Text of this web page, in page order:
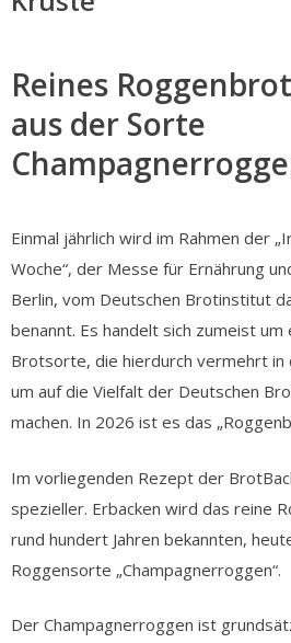
Reines
aus der Sorte
Einmal jährlich wird im Rahmen der
Woche“, der Messe für Ernährung
Berlin, vom Deutschen Brotinstitut
benannt. Es handelt sich zumeist
Brotsorte, die hierdurch vermehrt in
um auf die Vielfalt der Deutschen
machen. In 2026 ist es das
Im vorliegenden Rezept der
spezieller. Erbacken wird das reine
rund hundert Jahren bekannten,
Roggensorte „Champagnerroggen“.
Der Champagnerroggen ist